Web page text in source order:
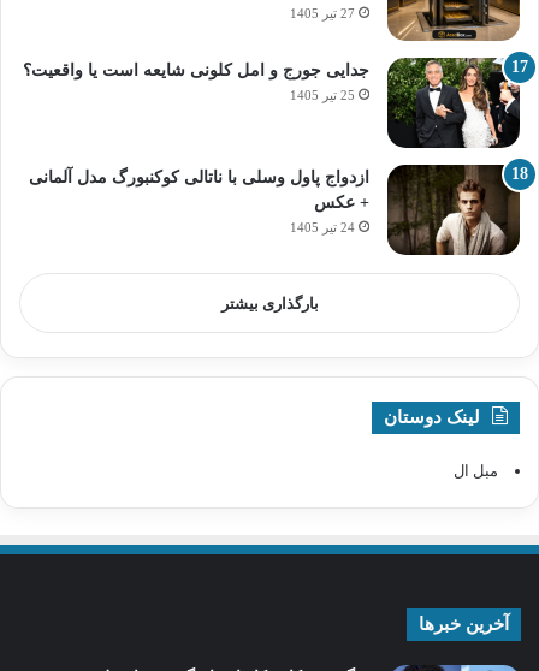
27 تیر 1405
جدایی جورج و امل کلونی شایعه است یا واقعیت؟
25 تیر 1405
ازدواج پاول وسلی با ناتالی کوکنبورگ مدل آلمانی
+ عکس
24 تیر 1405
بارگذاری بیشتر
لینک دوستان
مبل ال
آخرین خبرها